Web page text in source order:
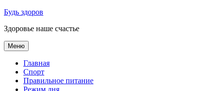
Перейти
содержимому
Будь здоров
Здоровье наше счастье
Меню
Главная
Спорт
Правильное питание
Режим дня